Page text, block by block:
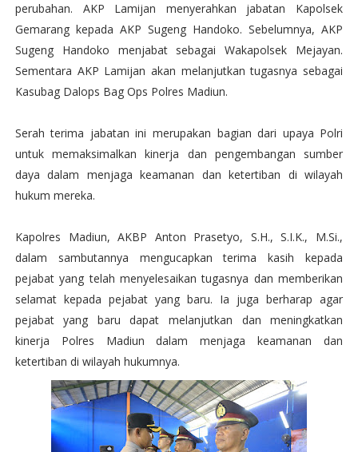
perubahan. AKP Lamijan menyerahkan jabatan Kapolsek
Gemarang kepada AKP Sugeng Handoko. Sebelumnya, AKP
Sugeng Handoko menjabat sebagai Wakapolsek Mejayan.
Sementara AKP Lamijan akan melanjutkan tugasnya sebagai
Kasubag Dalops Bag Ops Polres Madiun.
Serah terima jabatan ini merupakan bagian dari upaya Polri
untuk memaksimalkan kinerja dan pengembangan sumber
daya dalam menjaga keamanan dan ketertiban di wilayah
hukum mereka.
Kapolres Madiun, AKBP Anton Prasetyo, S.H., S.I.K., M.Si.,
dalam sambutannya mengucapkan terima kasih kepada
pejabat yang telah menyelesaikan tugasnya dan memberikan
selamat kepada pejabat yang baru. Ia juga berharap agar
pejabat yang baru dapat melanjutkan dan meningkatkan
kinerja Polres Madiun dalam menjaga keamanan dan
ketertiban di wilayah hukumnya.